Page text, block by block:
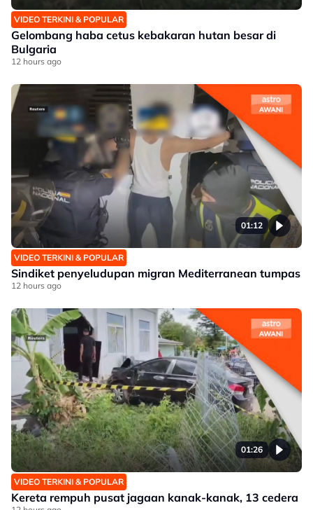
VIDEO TERKINI & POPULAR
Gelombang haba cetus kebakaran hutan besar di
Bulgaria
12 hours ago
01:12
VIDEO TERKINI & POPULAR
Sindiket penyeludupan migran Mediterranean tumpas
12 hours ago
01:26
VIDEO TERKINI & POPULAR
Kereta rempuh pusat jagaan kanak-kanak, 13 cedera